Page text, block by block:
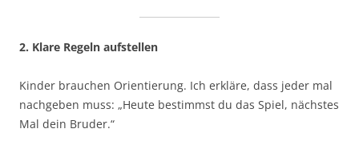
2. Klare Regeln aufstellen
Kinder brauchen Orientierung. Ich erkläre, dass jeder mal
nachgeben muss: „Heute bestimmst du das Spiel, nächstes
Mal dein Bruder.“